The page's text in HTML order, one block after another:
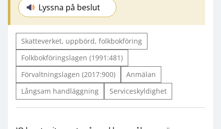
Lyssna på beslut
Skatteverket, uppbörd, folkbokföring
Folkbokföringslagen (1991:481)
Förvaltningslagen (2017:900)
Anmälan
Långsam handläggning
Serviceskyldighet